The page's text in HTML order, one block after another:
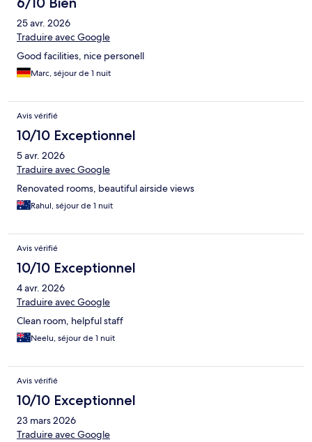
25 avr. 2026
Traduire avec Google
Good facilities, nice personell
Marc, séjour de 1 nuit
Avis vérifié
10/10 Exceptionnel
5 avr. 2026
Traduire avec Google
Renovated rooms, beautiful airside views
Rahul, séjour de 1 nuit
Avis vérifié
10/10 Exceptionnel
4 avr. 2026
Traduire avec Google
Clean room, helpful staff
Neelu, séjour de 1 nuit
Avis vérifié
10/10 Exceptionnel
23 mars 2026
Traduire avec Google